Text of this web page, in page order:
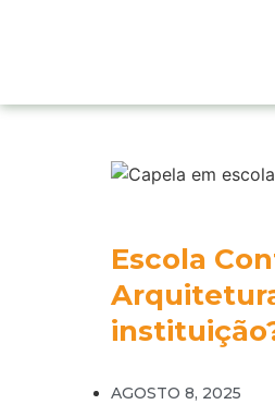
Escola
AGOSTO 8, 2025